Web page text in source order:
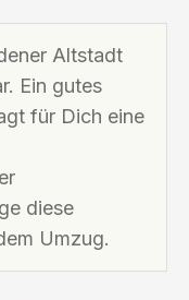
Altstadt
Ein gutes
für Dich eine
diese
Umzug.